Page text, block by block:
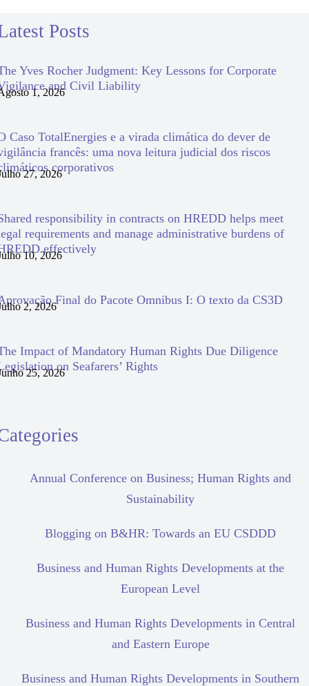
Posts
Yves Rocher Judgment: Key Lessons for Corporate
and Civil Liability
1, 2026
Caso TotalEnergies e a virada climática do dever de
francês: uma nova leitura judicial dos riscos
corporativos
27, 2026
responsibility in contracts on HREDD helps meet
requirements and manage administrative burdens of
effectively
10, 2026
Final do Pacote Omnibus I: O texto da CS3D
2, 2026
Impact of Mandatory Human Rights Due Diligence
on Seafarers’ Rights
25, 2026
Annual Conference on Business; Human Rights and
Sustainability
Blogging on B&HR: Towards an EU CSDDD
Business and Human Rights Developments at the
European Level
Business and Human Rights Developments in Central
and Eastern Europe
Business and Human Rights Developments in Southern